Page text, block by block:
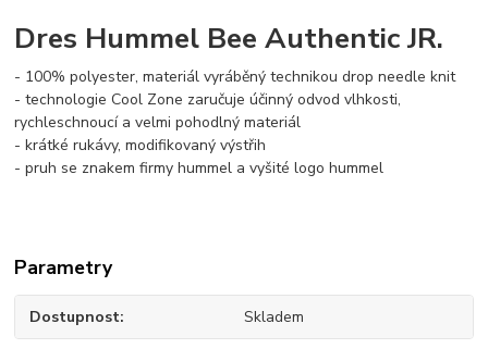
Dres Hummel Bee Authentic JR.
- 100% polyester, materiál vyráběný technikou drop needle knit
- technologie Cool Zone zaručuje účinný odvod vlhkosti,
rychleschnoucí a velmi pohodlný materiál
- krátké rukávy, modifikovaný výstřih
- pruh se znakem firmy hummel a vyšité logo hummel
Parametry
Dostupnost Skladem